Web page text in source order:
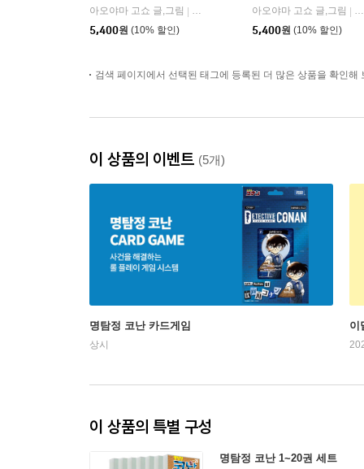
아오야마 고쇼 글,그림
서울미디어코믹스(서울문화사)
5,400원 (10% 할인)
아오야마 고쇼 글,그림
5,400원 (10% 할인)
검색 페이지에서 선택된 태그에 등록된 더 많은 상품을 확인해
이 상품의 이벤트 (5개)
명탐정 코난 카드게임
상시
이
이 상품의 특별 구성
명탐정 코난 1~20권 세트